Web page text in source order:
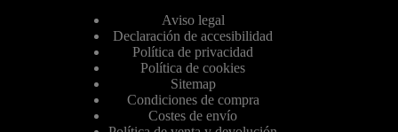
Aviso legal
Declaración de accesibilidad
Política de privacidad
Política de cookies
Sitemap
Condiciones de compra
Costes de envío